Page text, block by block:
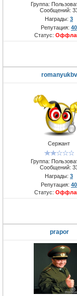
Группа:
Сообщений:
Награды: 3
Репутация: 40
Статус:
romanyukbv
Сержант
Группа:
Сообщений:
Награды: 3
Репутация: 40
Статус:
prapor